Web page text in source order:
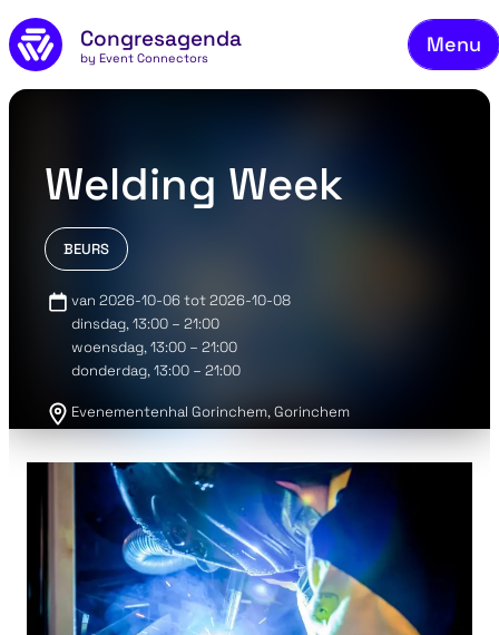
Naar de inhoud
Congresagenda
by Event Connectors
Menu
Welding Week
BEURS
van 2026-10-06 tot 2026-10-08
dinsdag, 13:00 – 21:00
woensdag, 13:00 – 21:00
donderdag, 13:00 – 21:00
Evenementenhal Gorinchem, Gorinchem